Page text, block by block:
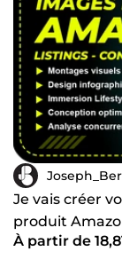
Je vais créer
produit
À partir de